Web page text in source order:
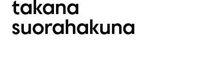
takana
suorahakuna